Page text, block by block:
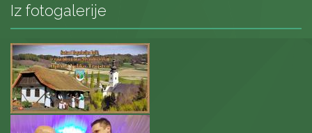
Iz fotogalerije